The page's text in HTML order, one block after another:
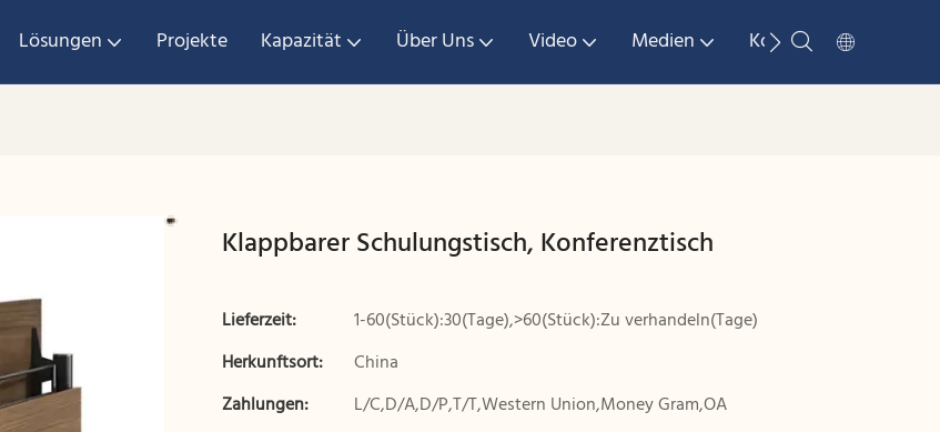
Lösungen Projekte Kapazität Über Uns Video Medien Kontaktieren Sie Uns
Klappbarer Schulungstisch, Konferenztisch
Lieferzeit:
1-60(Stück):30(Tage),>60(Stück):Zu verhandeln(Tage)
Herkunftsort:
China
Zahlungen:
L/C,D/A,D/P,T/T,Western Union,Money Gram,OA